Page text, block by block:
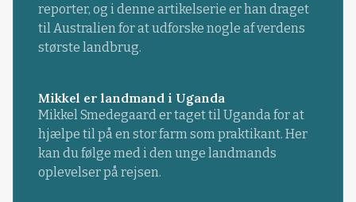
reporter, og i denne artikelserie er han draget
til Australien for at udforske nogle af verdens
største landbrug.
Mikkel er landmand i Uganda
Mikkel Smedegaard er taget til Uganda for at
hjælpe til på en stor farm som praktikant. Her
kan du følge med i den unge landmands
oplevelser på rejsen.